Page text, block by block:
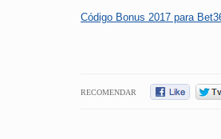
Código Bonus 2017 para
RECOMENDAR